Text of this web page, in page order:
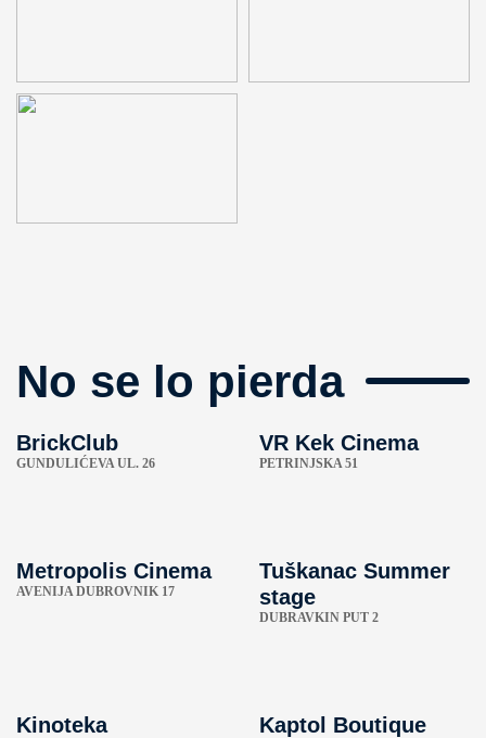
No se lo pierda
BrickClub
GUNDULIĆEVA UL. 26
VR Kek Cinema
PETRINJSKA 51
Metropolis Cinema
AVENIJA DUBROVNIK 17
Tuškanac Summer
stage
DUBRAVKIN PUT 2
Kinoteka
Kaptol Boutique